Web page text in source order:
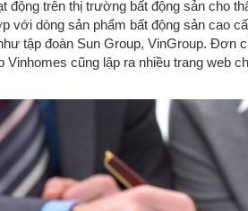
động trên thị trường bất động sản cho
với dòng sản phẩm bất động sản cao
tập đoàn Sun Group, VinGroup. Đơn
Vinhomes cũng lập ra nhiều trang web